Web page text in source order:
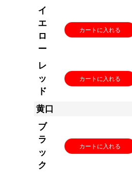
イ
エ
ロ
ー
カートに入れる
レ
ッ
ド
カートに入れる
黄口
ブ
ラ
ッ
ク
カートに入れる